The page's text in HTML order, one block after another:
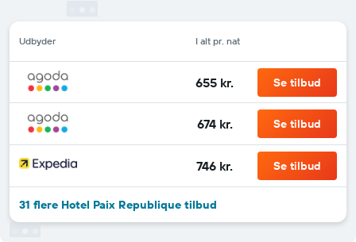
Udbyder I alt pr. nat
655 kr. Se tilbud
674 kr. Se tilbud
746 kr. Se tilbud
31 flere Hotel Paix Republique tilbud